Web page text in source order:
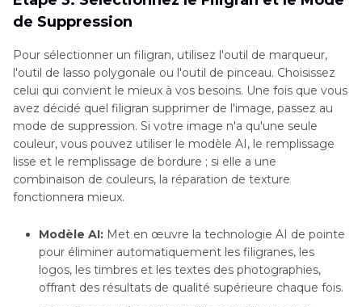
de Suppression
Pour sélectionner un filigran, utilisez l'outil de marqueur,
l'outil de lasso polygonale ou l'outil de pinceau. Choisissez
celui qui convient le mieux à vos besoins. Une fois que vous
avez décidé quel filigran supprimer de l'image, passez au
mode de suppression. Si votre image n'a qu'une seule
couleur, vous pouvez utiliser le modèle AI, le remplissage
lisse et le remplissage de bordure ; si elle a une
combinaison de couleurs, la réparation de texture
fonctionnera mieux.
Modèle AI: Met en œuvre la technologie AI de pointe
pour éliminer automatiquement les filigranes, les
logos, les timbres et les textes des photographies,
offrant des résultats de qualité supérieure chaque fois.